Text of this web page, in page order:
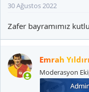
:
30 Ağustos 2022
Zafer bayramımız
Emrah
Moderasyon